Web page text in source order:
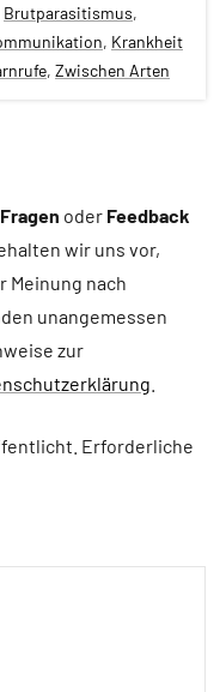
Brutparasitismus,
, Krankheit
, Zwischen Arten
Fragen oder Feedback
wir uns vor,
Meinung nach
unangemessen
zur
Erforderliche